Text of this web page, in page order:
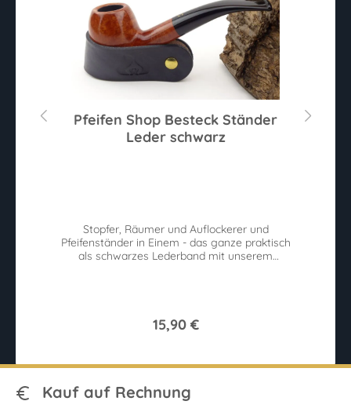
Pfeifen Shop Besteck Ständer
Leder schwarz
Stopfer, Räumer und Auflockerer und
Pfeifenständer in Einem - das ganze praktisch
als schwarzes Lederband mit unserem
15,90 €
Kauf auf Rechnung